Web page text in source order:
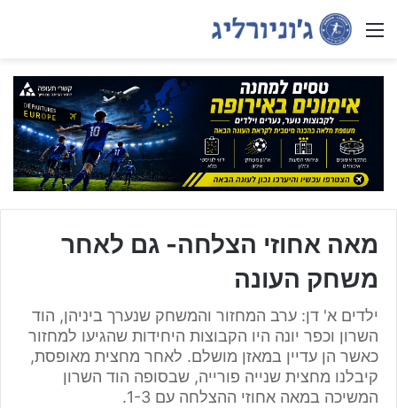
Menu
מאה אחוזי הצלחה- גם לאחר
משחק העונה
ילדים א' דן: ערב המחזור והמשחק שנערך ביניהן, הוד
השרון וכפר יונה היו הקבוצות היחידות שהגיעו למחזור
כאשר הן עדיין במאזן מושלם. לאחר מחצית מאופסת,
קיבלנו מחצית שנייה פורייה, שבסופה הוד השרון
המשיכה במאה אחוזי ההצלחה עם 1-3.